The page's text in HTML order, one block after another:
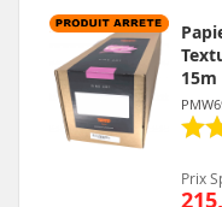
15m
Prix